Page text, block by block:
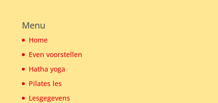
Menu
Home
Even voorstellen
Hatha yoga
Pilates les
Lesgegevens